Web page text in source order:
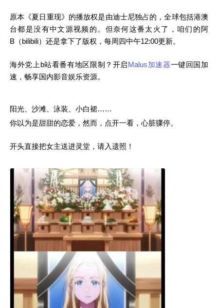
原本《夏日重现》的播放权是由迪士尼独占的，全球包括港澳
台都是没有中文源视频的。但奈何这番太火了，咱们的阿
B（bilibili）还是拿下了版权，每周四中午12:00更新。
海外党上b站看番有地区限制？开启 Malus加速器一键回国加
速，畅享国内影音娱乐资源。
阳光、沙滩、泳装、小白裙……
你以为是甜甜的恋爱，然而，点开一看，心脏骤停。
开头直接把女主送进灵堂，请入遗照！